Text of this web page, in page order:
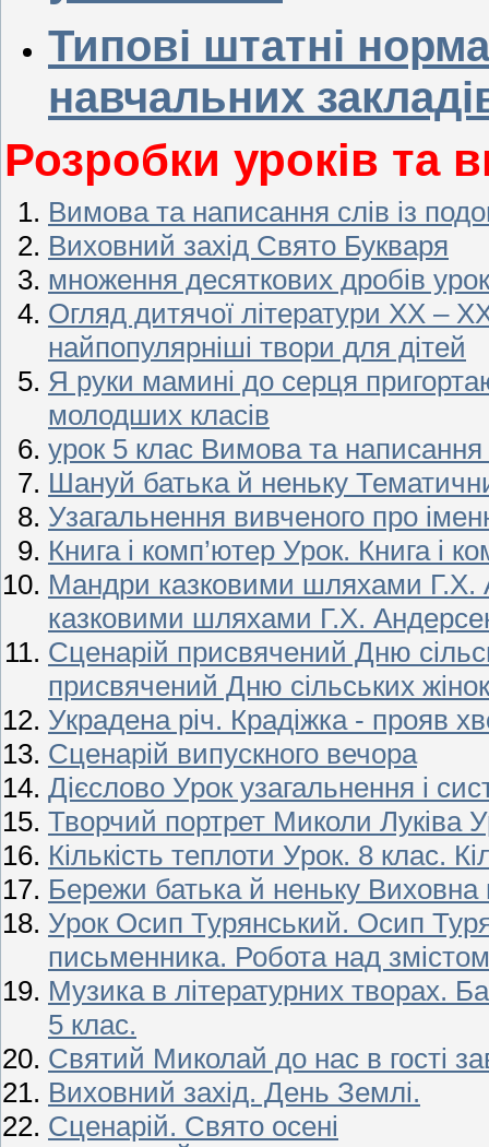
Типові штатні
навчальних
Розробки уроків та
Вимова та написання слів із
Виховний захід Свято Букваря
множення десяткових дробів урок
Огляд дитячої літератури ХХ –
найпопулярніші твори для дітей
Я руки мамині до серця
молодших класів
урок 5 клас Вимова та
Шануй батька й неньку
Узагальнення вивченого про
Книга і комп’ютер Урок. Книга і
Мандри казковими шляхами Г.Х.
казковими шляхами Г.Х.
Сценарій присвячений Дню
присвячений Дню сільських
Украдена річ. Крадіжка - прояв
Сценарій випускного вечора
Дієслово Урок узагальнення і
Творчий портрет Миколи Луківа
Кількість теплоти Урок. 8 клас.
Бережи батька й неньку Виховна
Урок Осип Турянський. Осип
письменника. Робота над
Музика в літературних творах.
5 клас.
Святий Миколай до нас в гості
Виховний захід. День Землі.
Сценарій. Свято осені